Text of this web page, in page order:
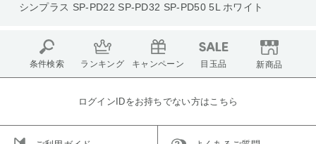
シンプラス SP-PD22 SP-PD32 SP-PD50 5L ホワイト
条件検索 ランキング キャンペーン 目玉品 新商品
ログインIDをお持ちでない方はこちら